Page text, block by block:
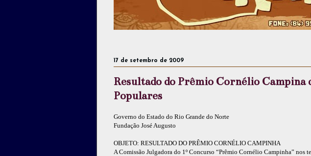
17 de setembro de 2009
Resultado do Prêmio Cornélio Campina
Populares
Governo do Estado do Rio Grande do Norte
Fundação José Augusto
OBJETO: RESULTADO DO PRÊMIO CORNÉLIO CAMPINHA
A Comissão Julgadora do 1º Concurso “Prêmio Cornélio Campinha” nos